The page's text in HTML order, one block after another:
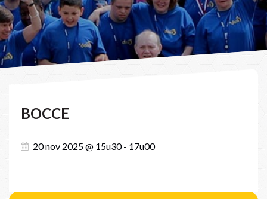
BOCCE
20 nov 2025 @ 15u30 - 17u00